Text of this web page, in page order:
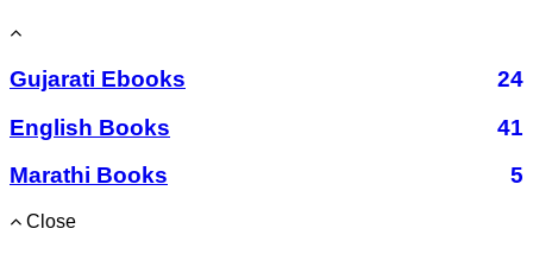
Gujarati Ebooks
24
English Books
41
Marathi Books
5
Close